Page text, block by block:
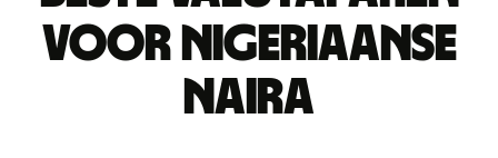
voor Nigeriaanse
naira